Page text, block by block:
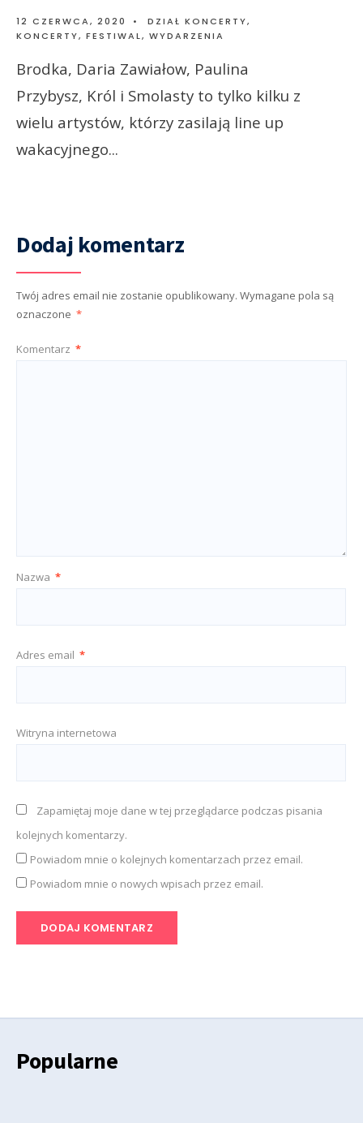
12 CZERWCA, 2020 • DZIAŁ KONCERTY,
KONCERTY, FESTIWAL, WYDARZENIA
Brodka, Daria Zawiałow, Paulina
Przybysz, Król i Smolasty to tylko kilku z
wielu artystów, którzy zasilają line up
wakacyjnego...
Dodaj komentarz
Twój adres email nie zostanie opublikowany. Wymagane pola są
oznaczone *
Komentarz *
Nazwa *
Adres email *
Witryna internetowa
Zapamiętaj moje dane w tej przeglądarce podczas pisania
kolejnych komentarzy.
Powiadom mnie o kolejnych komentarzach przez email.
Powiadom mnie o nowych wpisach przez email.
Popularne